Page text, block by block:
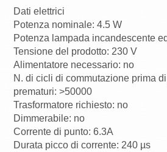
Dati elettrici
Potenza nominale: 4.5 W
Potenza lampada incandescente
Tensione del prodotto: 230 V
Alimentatore necessario: no
N. di cicli di commutazione prima
prematuri: >50000
Trasformatore richiesto: no
Dimmerabile: no
Corrente di punto: 6.3A
Durata picco di corrente: 240 µs